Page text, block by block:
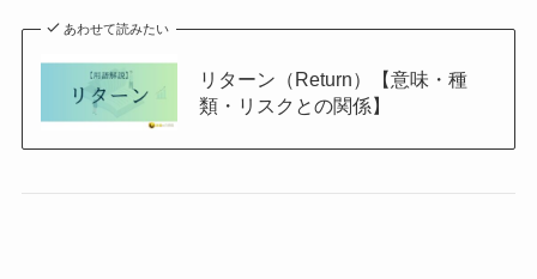
あわせて読みたい
リターン（Return）【意味・種
類・リスクとの関係】